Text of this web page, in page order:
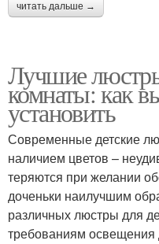
читать дальше →
Лучшие
комнаты: как
установить
Современные детские
наличием цветов –
теряются при желании
доченьки наилучшим
различных люстры для
требованиям освещения